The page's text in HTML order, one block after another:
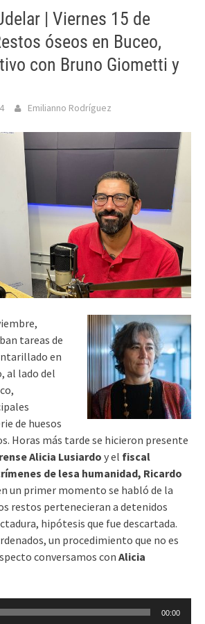
| Viernes 15 de
óseos en Buceo,
con Bruno Giometti y
Emilianno Rodríguez
tareas de
en
al lado del
de huesos
Horas más tarde se hicieron presente
Alicia Lusiardo y el fiscal
de lesa humanidad, Ricardo
un primer momento se habló de la
restos pertenecieran a detenidos
hipótesis que fue descartada.
un procedimiento que no es
conversamos con Alicia
00:00